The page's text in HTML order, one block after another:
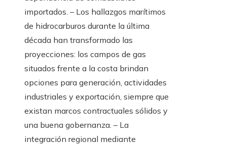
importados. – Los hallazgos marítimos
de hidrocarburos durante la última
década han transformado las
proyecciones: los campos de gas
situados frente a la costa brindan
opciones para generación, actividades
industriales y exportación, siempre que
existan marcos contractuales sólidos y
una buena gobernanza. – La
integración regional mediante